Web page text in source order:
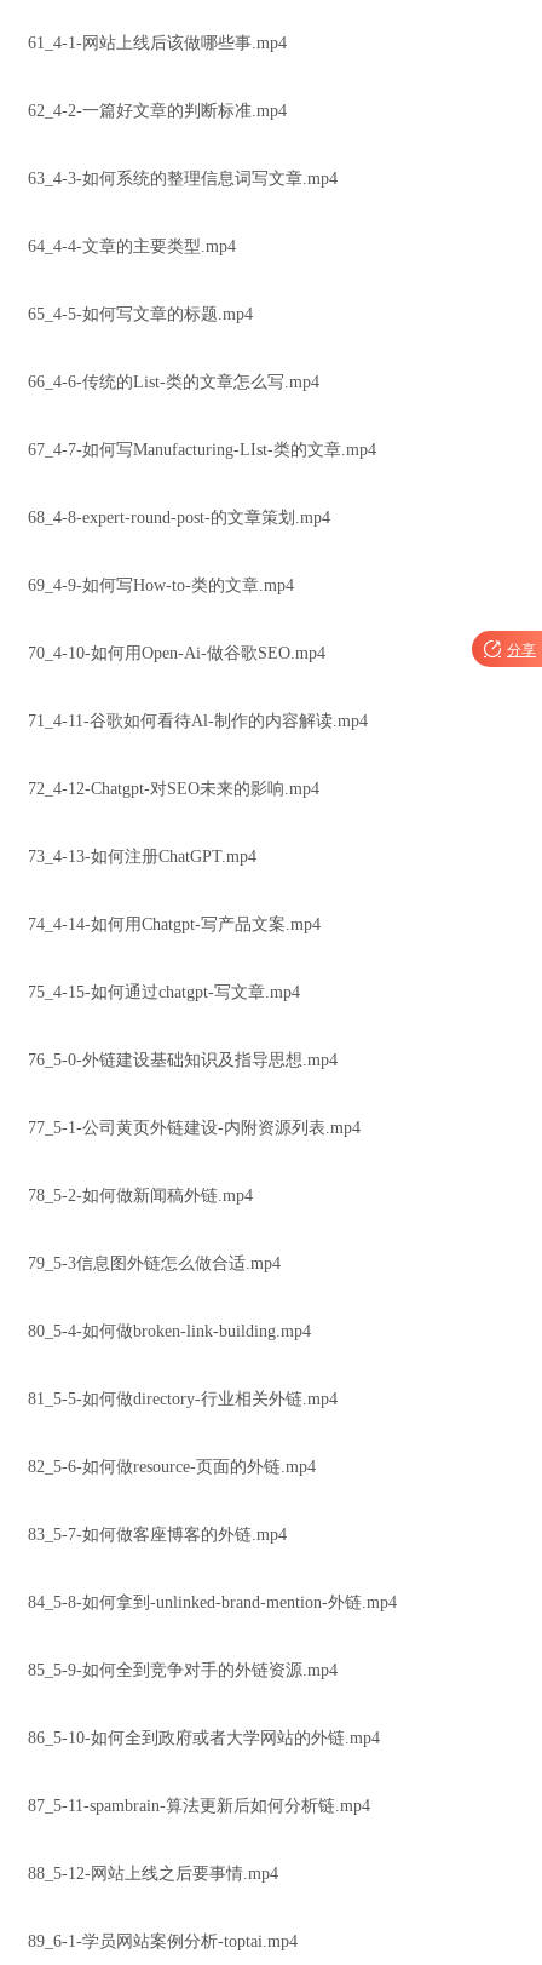
61_4-1-网站上线后该做哪些事.mp4
62_4-2-一篇好文章的判断标准.mp4
63_4-3-如何系统的整理信息词写文章.mp4
64_4-4-文章的主要类型.mp4
65_4-5-如何写文章的标题.mp4
66_4-6-传统的List-类的文章怎么写.mp4
67_4-7-如何写Manufacturing-LIst-类的文章.mp4
68_4-8-expert-round-post-的文章策划.mp4
69_4-9-如何写How-to-类的文章.mp4
70_4-10-如何用Open-Ai-做谷歌SEO.mp4
71_4-11-谷歌如何看待Al-制作的内容解读.mp4
72_4-12-Chatgpt-对SEO未来的影响.mp4
73_4-13-如何注册ChatGPT.mp4
74_4-14-如何用Chatgpt-写产品文案.mp4
75_4-15-如何通过chatgpt-写文章.mp4
76_5-0-外链建设基础知识及指导思想.mp4
77_5-1-公司黄页外链建设-内附资源列表.mp4
78_5-2-如何做新闻稿外链.mp4
79_5-3信息图外链怎么做合适.mp4
80_5-4-如何做broken-link-building.mp4
81_5-5-如何做directory-行业相关外链.mp4
82_5-6-如何做resource-页面的外链.mp4
83_5-7-如何做客座博客的外链.mp4
84_5-8-如何拿到-unlinked-brand-mention-外链.mp4
85_5-9-如何全到竞争对手的外链资源.mp4
86_5-10-如何全到政府或者大学网站的外链.mp4
87_5-11-spambrain-算法更新后如何分析链.mp4
88_5-12-网站上线之后要事情.mp4
89_6-1-学员网站案例分析-toptai.mp4
 分享